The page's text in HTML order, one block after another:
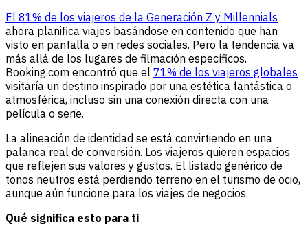
El 81% de los viajeros de la Generación Z y Millennials
ahora planifica viajes basándose en contenido que han
visto en pantalla o en redes sociales. Pero la tendencia va
más allá de los lugares de filmación específicos.
Booking.com encontró que el 71% de los viajeros globales
visitaría un destino inspirado por una estética fantástica o
atmosférica, incluso sin una conexión directa con una
película o serie.
La alineación de identidad se está convirtiendo en una
palanca real de conversión. Los viajeros quieren espacios
que reflejen sus valores y gustos. El listado genérico de
tonos neutros está perdiendo terreno en el turismo de ocio,
aunque aún funcione para los viajes de negocios.
Qué significa esto para ti